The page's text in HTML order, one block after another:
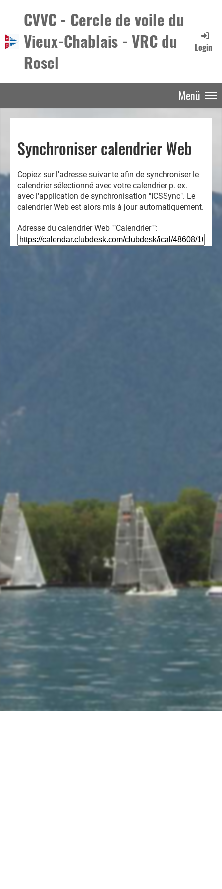
CVVC - Cercle de voile du
Vieux-Chablais - VRC du
Rosel
Login
Menü
Synchroniser calendrier Web
Copiez sur l'adresse suivante afin de synchroniser le
calendrier sélectionné avec votre calendrier p. ex.
avec l'application de synchronisation "ICSSync". Le
calendrier Web est alors mis à jour automatiquement.
Adresse du calendrier Web ""Calendrier"":